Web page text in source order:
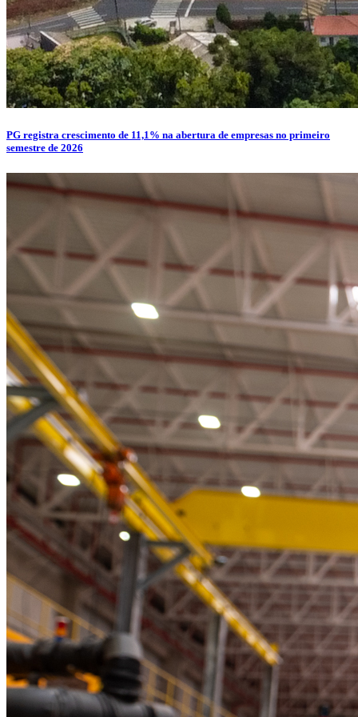
PG registra crescimento de 11,1% na abertura de empresas no primeiro
semestre de 2026